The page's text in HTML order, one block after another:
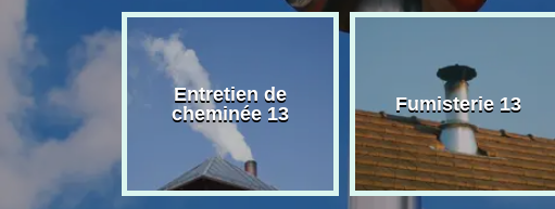
de
13
Entretien de
cheminée 13
Fumisterie 13